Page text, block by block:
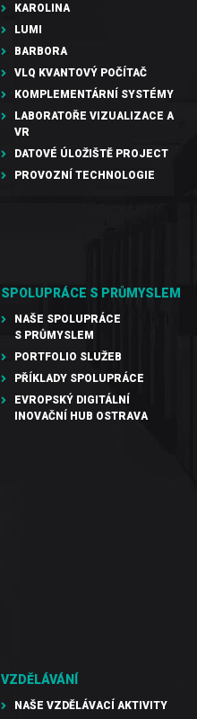
KAROLINA
LUMI
BARBORA
VLQ KVANTOVÝ POČÍTAČ
KOMPLEMENTÁRNÍ SYSTÉMY
LABORATOŘE VIZUALIZACE A
VR
DATOVÉ ÚLOŽIŠTĚ PROJECT
PROVOZNÍ TECHNOLOGIE
SPOLUPRÁCE S PRŮMYSLEM
NAŠE SPOLUPRÁCE
S PRŮMYSLEM
PORTFOLIO SLUŽEB
PŘÍKLADY SPOLUPRÁCE
EVROPSKÝ DIGITÁLNÍ
INOVAČNÍ HUB OSTRAVA
VZDĚLÁVÁNÍ
NAŠE VZDĚLÁVACÍ AKTIVITY